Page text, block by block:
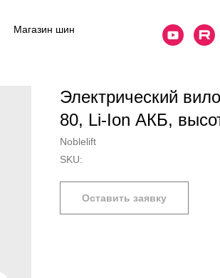
Магазин шин
Электрический
80, Li-Ion АКБ,
Noblelift
SKU:
Оставить заявку